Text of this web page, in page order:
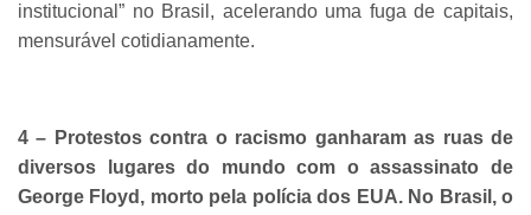
institucional” no Brasil, acelerando uma fuga de capitais,
mensurável cotidianamente.
4 – Protestos contra o racismo ganharam as ruas de
diversos lugares do mundo com o assassinato de
George Floyd, morto pela polícia dos EUA. No Brasil, o